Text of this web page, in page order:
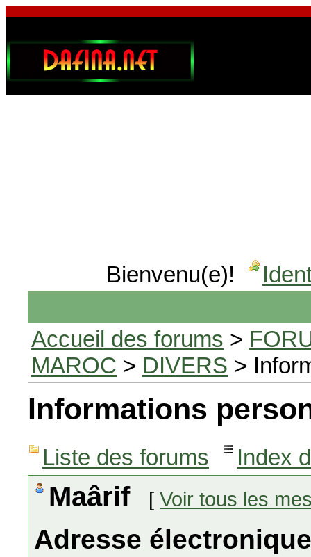
Bienvenu(e)!
Accueil des forums >
MAROC > DIVERS >
Informations
Liste des forums Index
Maârif [ Voir tous les
Adresse